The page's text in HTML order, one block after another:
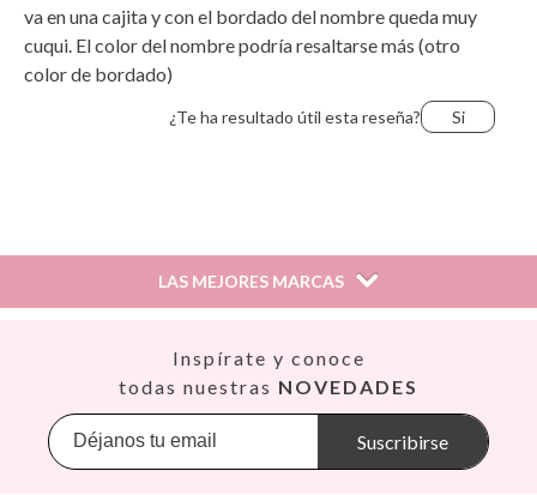
va en una cajita y con el bordado del nombre queda muy
cuqui. El color del nombre podría resaltarse más (otro
color de bordado)
¿Te ha resultado útil esta reseña? Si
¿Te ha resultado útil esta reseña?
LAS MEJORES MARCAS
Banwood
BIBS
Inspírate y conoce
todas nuestras NOVEDADES
Suscribirse